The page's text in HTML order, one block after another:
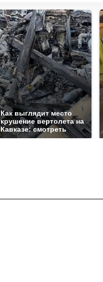
Как выглядит место
крушение вертолета на
Кавказе: смотреть